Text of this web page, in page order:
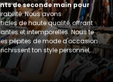
de seconde main pour
Nous avons
de haute qualité, offrant
et intemporelles. Nous te
pépites de mode d'occasion
ton style personnel,
vie plus durable. Chaque
une mode plus consciente